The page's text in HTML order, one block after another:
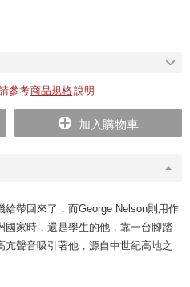
帶回來了，而George Nelson則用作
家時，還是學生的他，靠一台腳踏
聲音吸引著他，源自中世紀高地之
參考商品規格說明
加入購物車